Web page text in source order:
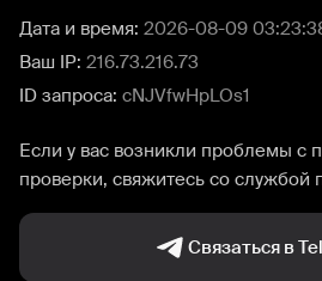
Дата и время: 2026-08-09
Ваш IP: 216.73.216.73
ID запроса: cNJVfwHpLOs1
Если у вас возникли проблемы с
проверки, свяжитесь со службой
Связаться в